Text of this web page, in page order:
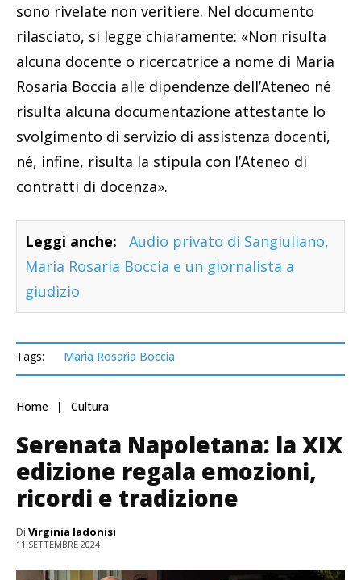
sono rivelate non veritiere. Nel documento
rilasciato, si legge chiaramente: «Non risulta
alcuna docente o ricercatrice a nome di Maria
Rosaria Boccia alle dipendenze dell’Ateneo né
risulta alcuna documentazione attestante lo
svolgimento di servizio di assistenza docenti,
né, infine, risulta la stipula con l’Ateneo di
contratti di docenza».
Leggi anche:
Audio privato di Sangiuliano,
Maria Rosaria Boccia e un giornalista a
giudizio
Tags: Maria Rosaria Boccia
Home Cultura
Serenata Napoletana: la XIX
edizione regala emozioni,
ricordi e tradizione
Di Virginia Iadonisi
11 SETTEMBRE 2024